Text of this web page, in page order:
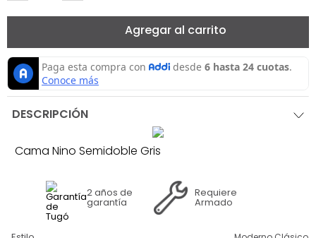
Agregar al carrito
DESCRIPCIÓN
Cama Nino Semidoble Gris
2 años de
garantía
Requiere
Armado